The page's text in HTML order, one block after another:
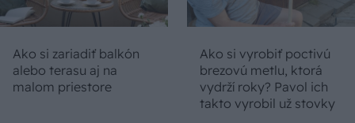
Ako si zariadiť balkón
alebo terasu aj na
malom priestore
Ako si vyrobiť poctivú
brezovú metlu, ktorá
vydrží roky? Pavol ich
takto vyrobil už stovky